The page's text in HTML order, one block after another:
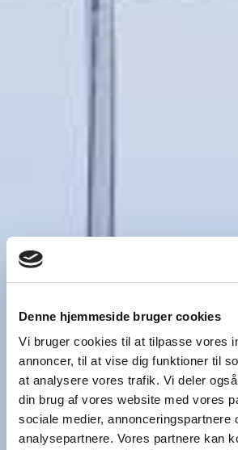
Denne hjemmeside bruger cookies
Vi bruger cookies til at tilpasse vores
annoncer, til at vise dig funktioner til
at analysere vores trafik. Vi deler
din brug af vores website med vores
sociale medier, annonceringspartnere
analysepartnere. Vores partnere kan